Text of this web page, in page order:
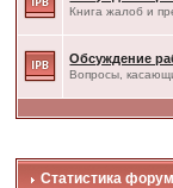
Книга жалоб и
Обсуждение
Вопросы,
Статистика